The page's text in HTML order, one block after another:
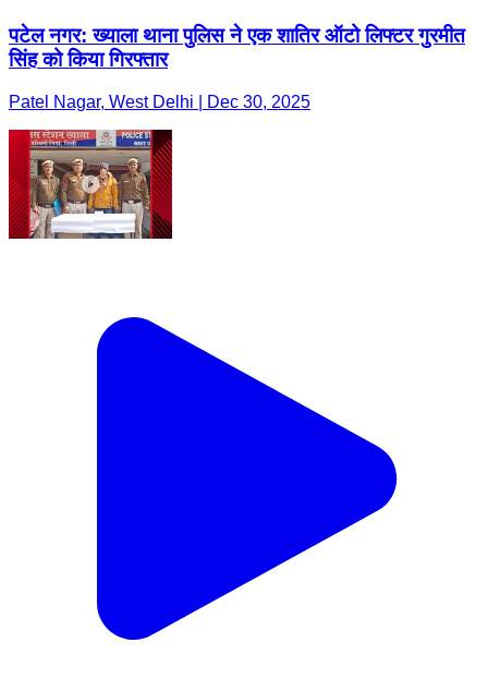
पटेल नगर: ख्याला थाना पुलिस ने एक शातिर ऑटो लिफ्टर गुरमीत
सिंह को किया गिरफ्तार
Patel Nagar, West Delhi | Dec 30, 2025